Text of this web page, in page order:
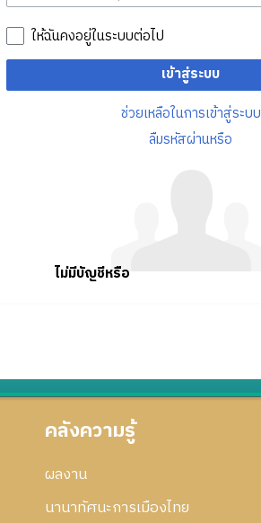
ให้ฉันคงอยู่ในระบบต่อไป
เข้าสู่ระบบ
ช่วยเหลือในการเข้าสู่ระบบ
ลืมรหัสผ่านหรือ
ไม่มีบัญชีหรือ
คลังความรู้
ผลงาน
นานาทัศนะการเมืองไทย